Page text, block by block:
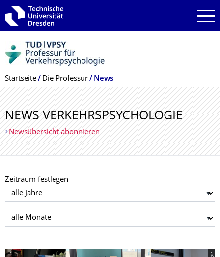
Zur Hauptnavigation springen
Zur Suche springen
Zum Inhalt springen
Breadcrumb-Menü
Startseite Die Professur News
NEWS VERKEHRSPSYCHO­LOGIE
Newsübersicht abonnieren
Zeitraum festlegen
Jahr auswählen
Monat auswählen